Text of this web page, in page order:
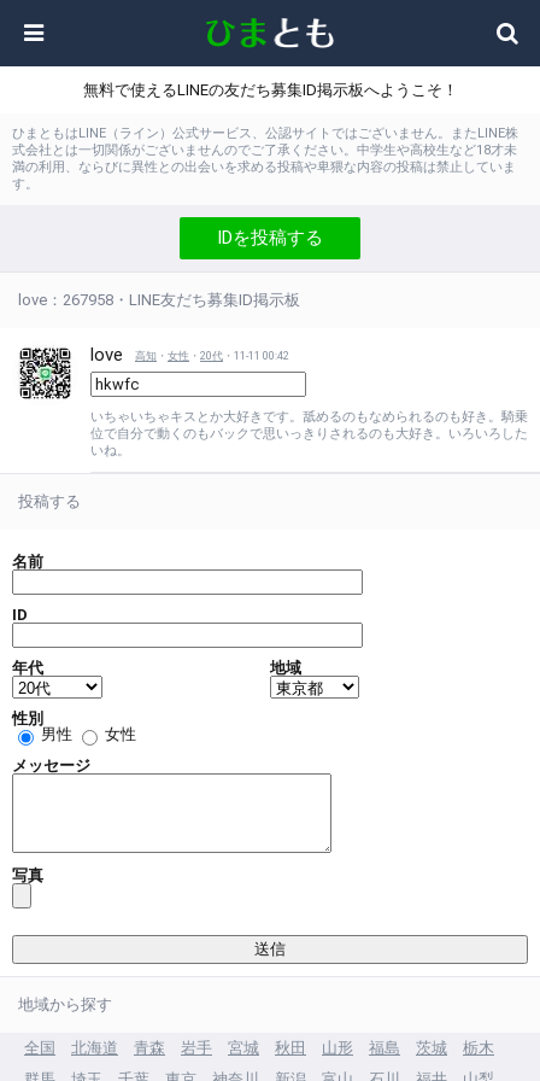
無料で使えるLINEの友だち募集ID掲示板へようこそ！
ひまともはLINE（ライン）公式サービス、公認サイトではございません。またLINE株
式会社とは一切関係がございませんのでご了承ください。中学生や高校生など18才未
満の利用、ならびに異性との出会いを求める投稿や卑猥な内容の投稿は禁止していま
す。
IDを投稿する
love：267958・LINE友だち募集ID掲示板
love 高知 ・ 女性 ・ 20代 ・11-11 00:42
いちゃいちゃキスとか大好きです。舐めるのもなめられるのも好き。騎乗
位で自分で動くのもバックで思いっきりされるのも大好き。いろいろした
いね。
投稿する
名前
ID
年代 地域
性別
男性
女性
メッセージ
写真
地域から探す
全国 北海道 青森 岩手 宮城 秋田 山形 福島 茨城
栃木